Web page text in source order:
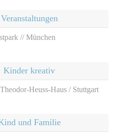
Veranstaltungen
// München
Kinder kreativ
Heuss-Haus / Stuttgart
und Familie